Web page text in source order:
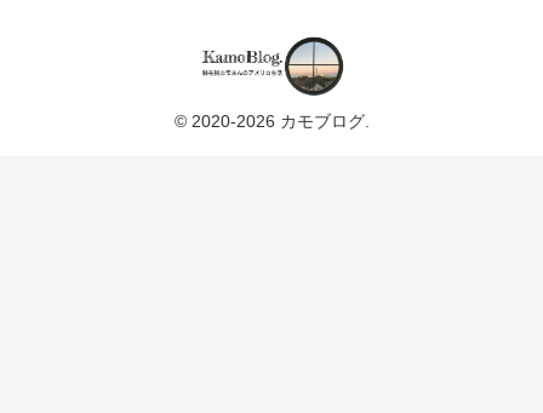
© 2020-2026 カモブログ.